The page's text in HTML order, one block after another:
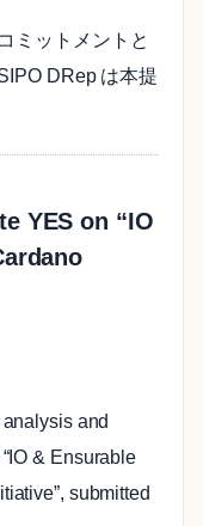
ミットメントと
DRep は本提
YES on “IO
and
& Ensurable
submitted